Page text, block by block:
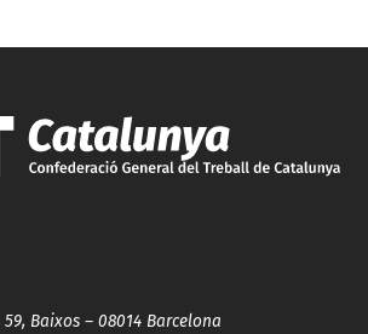
Baixos – 08014 Barcelona